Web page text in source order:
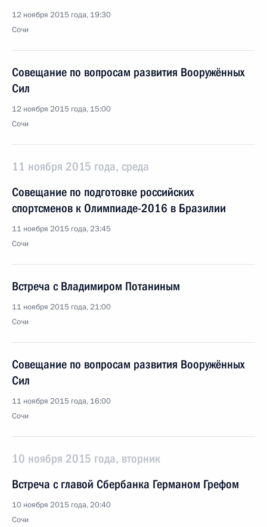
12 ноября 2015 года, 19:30
Сочи
Совещание по вопросам развития Вооружённых
Сил
12 ноября 2015 года, 15:00
Сочи
11 ноября 2015 года, среда
Совещание по подготовке российских
спортсменов к Олимпиаде-2016 в Бразилии
11 ноября 2015 года, 23:45
Сочи
Встреча с Владимиром Потаниным
11 ноября 2015 года, 21:00
Сочи
Совещание по вопросам развития Вооружённых
Сил
11 ноября 2015 года, 16:00
Сочи
10 ноября 2015 года, вторник
Встреча с главой Сбербанка Германом Грефом
10 ноября 2015 года, 20:40
Сочи